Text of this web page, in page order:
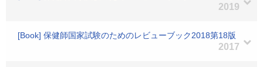
2019
[Book] 保健師国家試験のためのレビューブック2018第18版
2017